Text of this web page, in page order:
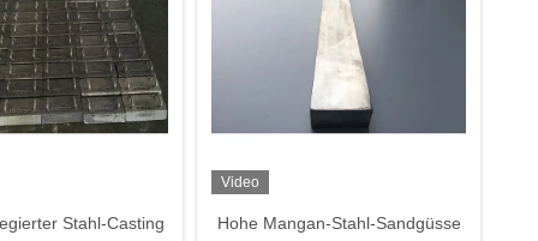
Stahl-Casting
Video
Hohe Mangan-Stahl-Sandgüsse